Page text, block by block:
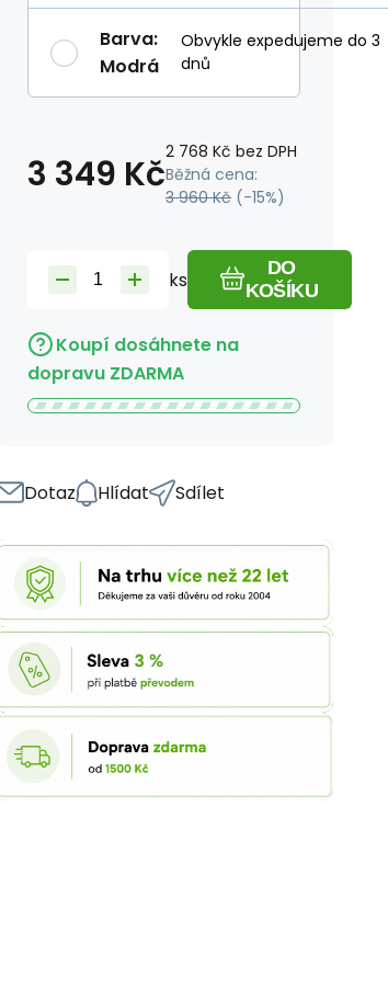
Barva:
Modrá
Obvykle expedujeme do 3
dnů
3 349 Kč2 768 Kč bez DPH
Běžná cena:
3 960 Kč (-15%)
ks
DO
KOŠÍKU
Koupí dosáhnete na
dopravu ZDARMA
Dotaz Hlídat Sdílet